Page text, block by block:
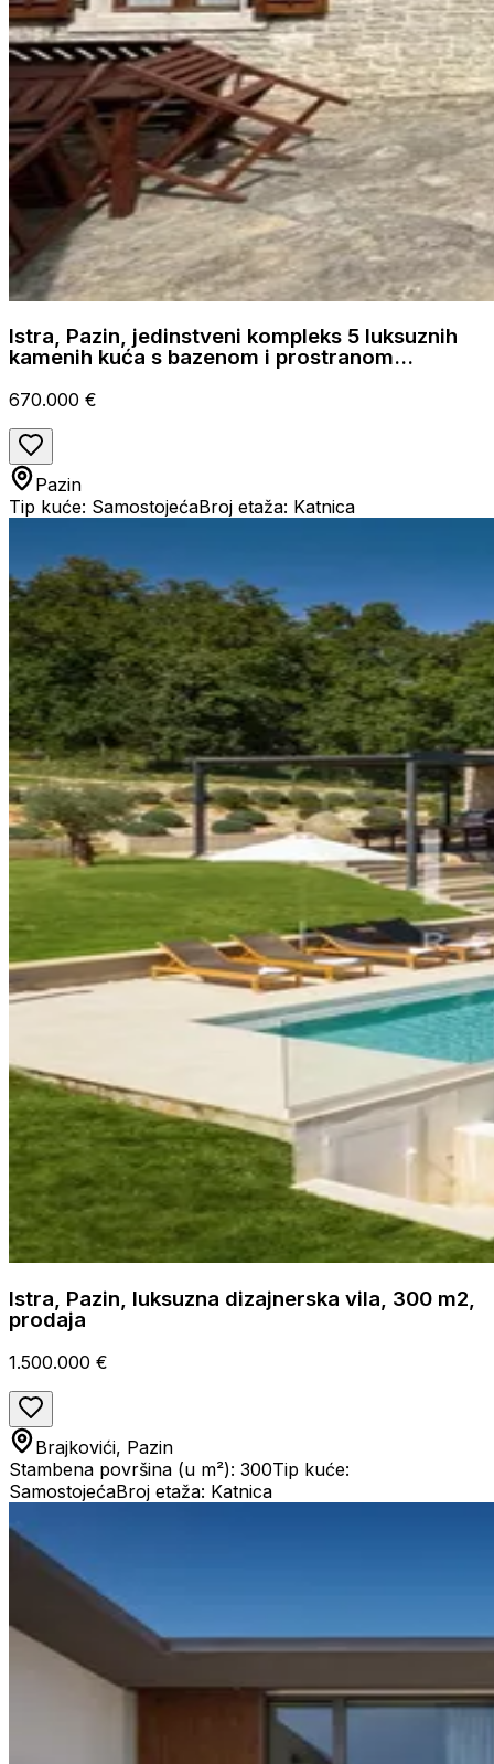
Istra, Pazin, jedinstveni kompleks 5 luksuznih
kamenih kuća s bazenom i prostranom
670.000 €
Pazin
Tip kuće: SamostojećaBroj etaža: Katnica
Istra, Pazin, luksuzna dizajnerska vila, 300 m2,
prodaja
1.500.000 €
Brajkovići, Pazin
Stambena površina (u m²): 300Tip kuće:
SamostojećaBroj etaža: Katnica